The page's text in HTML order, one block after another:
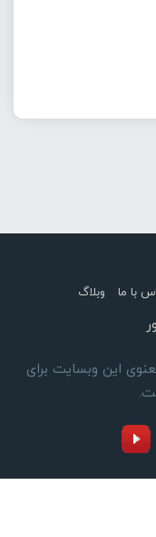
با ما وبلاگ
و معنوی این وبسایت برای